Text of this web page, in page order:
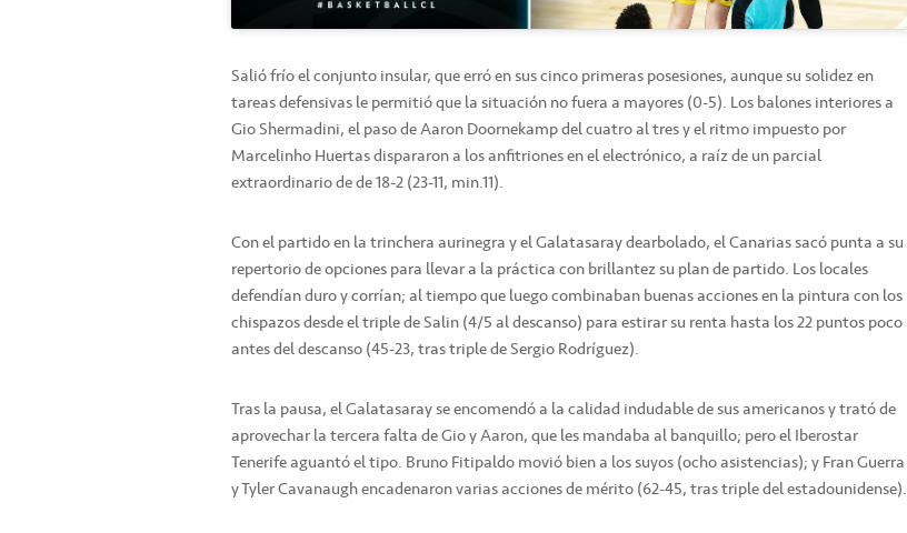
Salió frío el conjunto insular, que erró en sus cinco primeras posesiones, aunque su solidez en
tareas defensivas le permitió que la situación no fuera a mayores (0-5). Los balones interiores a
Gio Shermadini, el paso de Aaron Doornekamp del cuatro al tres y el ritmo impuesto por
Marcelinho Huertas dispararon a los anfitriones en el electrónico, a raíz de un parcial
extraordinario de de 18-2 (23-11, min.11).
Con el partido en la trinchera aurinegra y el Galatasaray dearbolado, el Canarias sacó punta a su
repertorio de opciones para llevar a la práctica con brillantez su plan de partido. Los locales
defendían duro y corrían; al tiempo que luego combinaban buenas acciones en la pintura con los
chispazos desde el triple de Salin (4/5 al descanso) para estirar su renta hasta los 22 puntos poco
antes del descanso (45-23, tras triple de Sergio Rodríguez).
Tras la pausa, el Galatasaray se encomendó a la calidad indudable de sus americanos y trató de
aprovechar la tercera falta de Gio y Aaron, que les mandaba al banquillo; pero el Iberostar
Tenerife aguantó el tipo. Bruno Fitipaldo movió bien a los suyos (ocho asistencias); y Fran Guerra
y Tyler Cavanaugh encadenaron varias acciones de mérito (62-45, tras triple del estadounidense).